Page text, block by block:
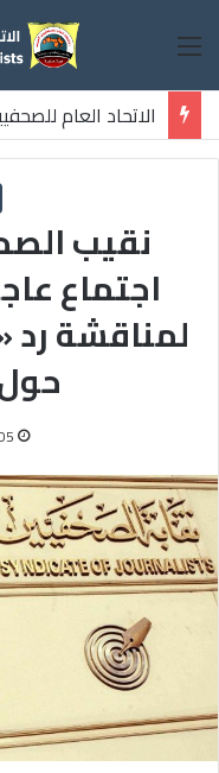
القائمة
الاتحاد العام
ثلاثة صحفيين
نقيب
اجتماع
لمناقشة رد
حول